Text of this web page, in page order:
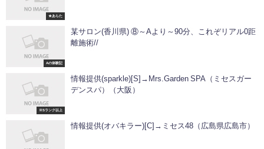
★あらた
Aの体験記
某サロン(香川県) ⑧～Aより～90分、これぞリアル0距
離施術//
※Sランク以上
情報提供(sparkle)[S]→Mrs.Garden SPA（ミセスガー
デンスパ）（大阪）
情報提供(オバキラー)[C]→ミセス48（広島県広島市）